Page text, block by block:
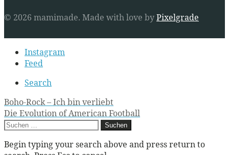
© 2026 mamimade. Made with love byPixelgrade
Secondary
navigationInstagram
Feed
Search
Post
navigation
Boho-Rock – Ich bin verliebt
Die Evolution of American Football
Suchen
Begin typing your search above and press return to